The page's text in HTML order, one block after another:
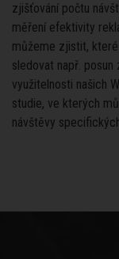
zjišťování počtu
měření efektivity
můžeme zjistit,
sledovat např.
využitelnosti našich
studie, ve kterých
návštěvy